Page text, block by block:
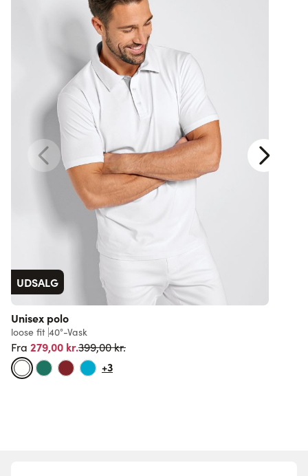
UDSALG
Unisex polo
loose fit 40°-Vask
Fra 279,00 kr.Normalpris
399,00 kr.
+3